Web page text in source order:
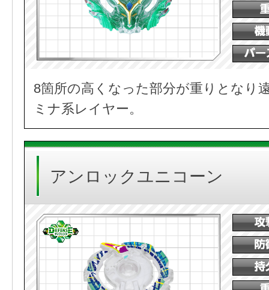
8箇所の高くなった部分が重りとなり
ミナ系レイヤー。
アンロックユニコーン